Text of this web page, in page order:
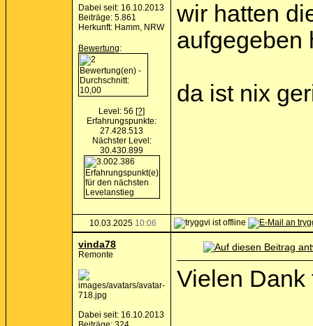
Dabei seit: 16.10.2013
Beiträge: 5.861
Herkunft: Hamm, NRW
Bewertung:
Level: 56 [?]
Erfahrungspunkte:
27.428.513
Nächster Level:
30.430.899
wir hatten
aufgegeben
da ist nix
10.03.2025 10:06
vinda78
Remonte
Dabei seit: 16.10.2013
Vielen Dank